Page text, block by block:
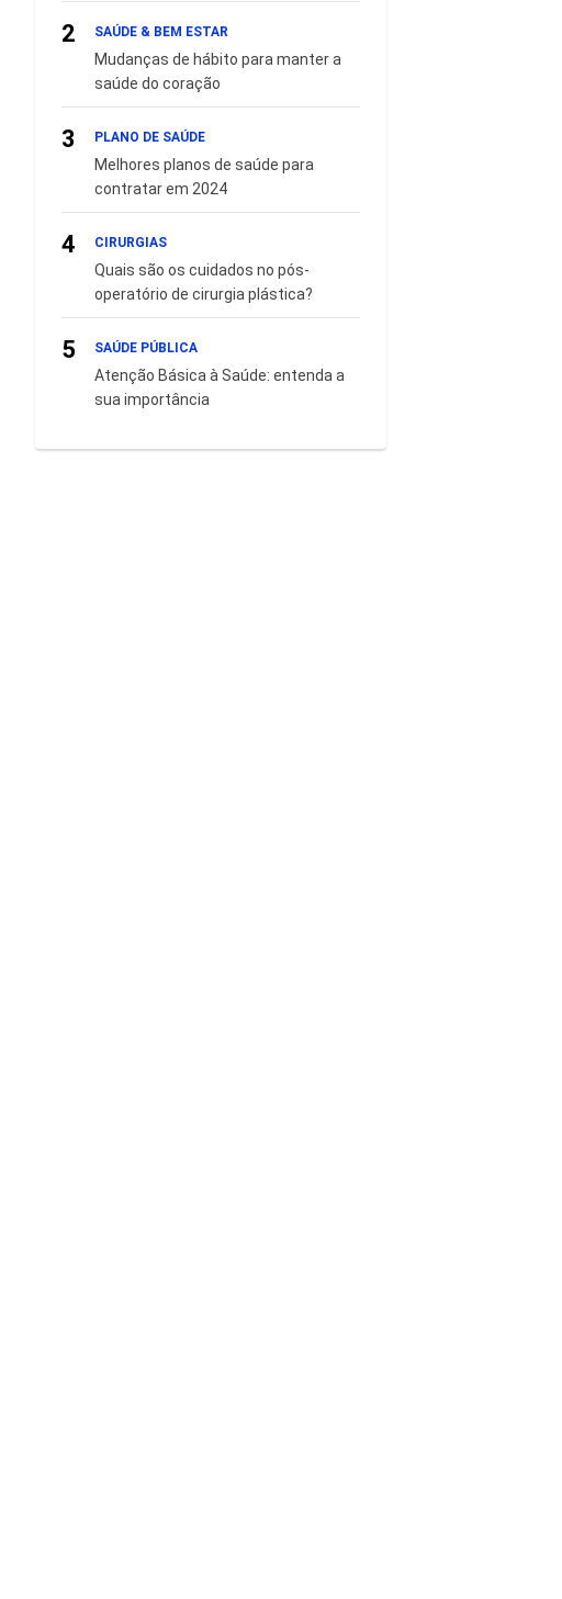
2 SAÚDE & BEM ESTAR
Mudanças de hábito para manter a
saúde do coração
3 PLANO DE SAÚDE
Melhores planos de saúde para
contratar em 2024
4 CIRURGIAS
Quais são os cuidados no pós-
operatório de cirurgia plástica?
5 SAÚDE PÚBLICA
Atenção Básica à Saúde: entenda a
sua importância